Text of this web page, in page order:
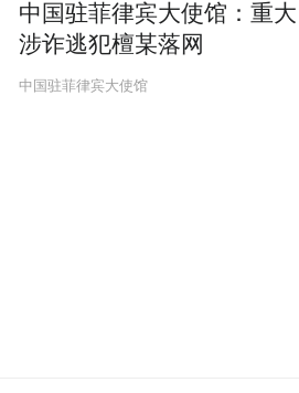
中国驻菲律宾大使馆：重大
涉诈逃犯檀某落网
中国驻菲律宾大使馆